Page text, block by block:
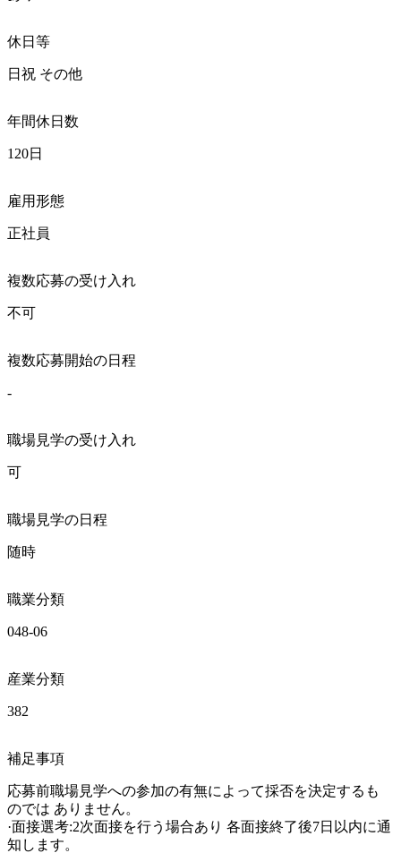
休日等
日祝 その他
年間休日数
120日
雇用形態
正社員
複数応募の受け入れ
不可
複数応募開始の日程
-
職場見学の受け入れ
可
職場見学の日程
随時
職業分類
048-06
産業分類
382
補足事項
応募前職場見学への参加の有無によって採否を決定するも
のでは ありません。
·面接選考:2次面接を行う場合あり 各面接終了後7日以内に通
知します。